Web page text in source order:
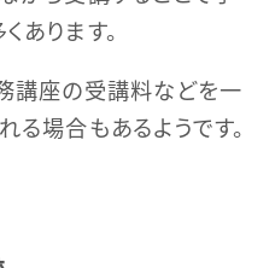
あります。
講座の受講料などを一
る場合もあるようです。